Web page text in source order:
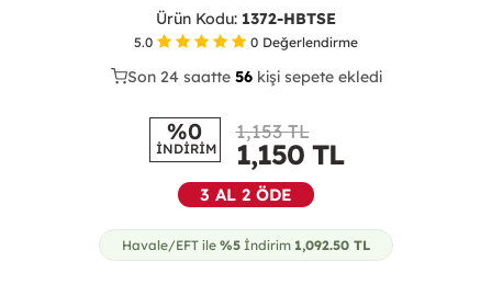
Ürün Kodu: 1372-HBTSE
5.0 0 Değerlendirme
27
Son 24 saatte 56 kişi sepete ekledi
16
%0
İNDİRİM
1,153 TL
1,150TL
3 AL 2 ÖDE
Havale/EFT ile %5 İndirim 1,092.50 TL